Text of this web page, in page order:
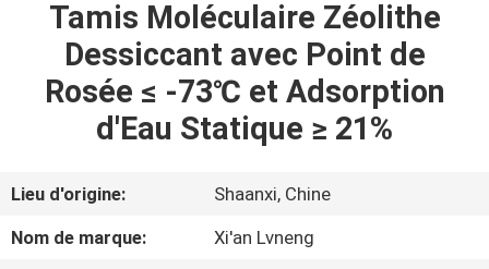
PRODUITS
VIDÉOS
SPECTACLE
DE
Tamis Moléculaire Zéolithe
Dessiccant avec Point de
Rosée ≤ -73℃ et Adsorption
d'Eau Statique ≥ 21%
Lieu d'origine:
Shaanxi, Chine
Nom de marque:
Xi'an Lvneng